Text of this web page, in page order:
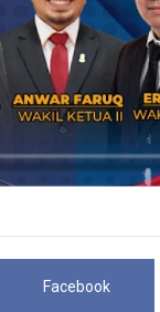
Facebook